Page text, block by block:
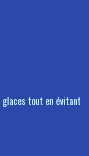
tout en évitant